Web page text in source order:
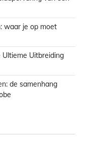
waar je op moet
Ultieme Uitbreiding
de samenhang